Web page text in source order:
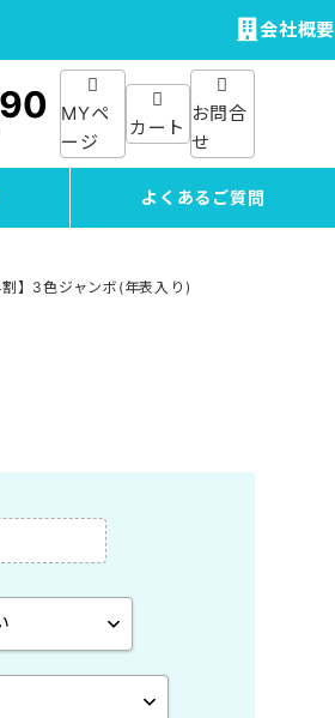
会社概要
MYペ
ージ
カート
お問合
せ
よくあるご質問
】3色ジャンボ(年表入り)
ング製本
ド